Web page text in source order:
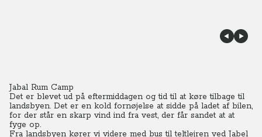
Jabal Rum Camp
Det er blevet ud på eftermiddagen og tid til at køre tilbage til
landsbyen. Det er en kold fornøjelse at sidde på ladet af bilen,
for der står en skarp vind ind fra vest, der får sandet at at
fyge op.
Fra landsbyen kører vi videre med bus til teltlejren ved Jabel